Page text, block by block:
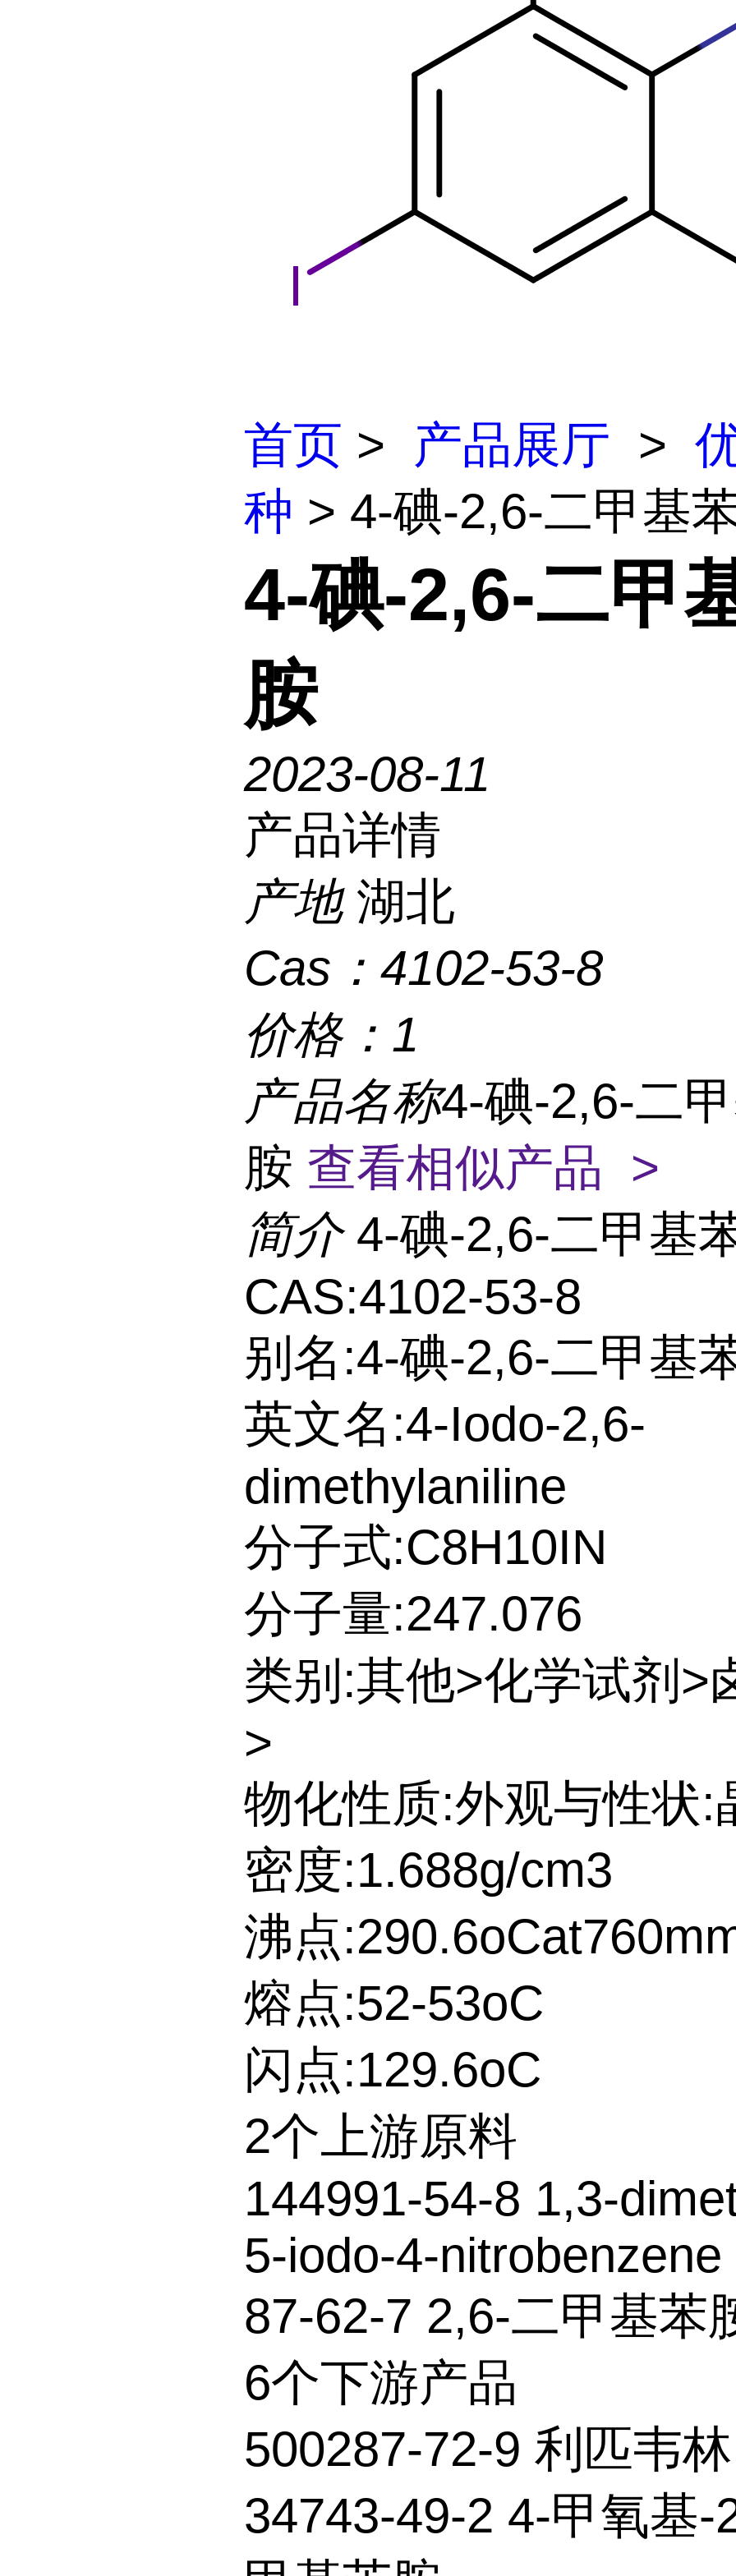
首页 > 产品展厅 >
种 > 4-碘-2,6-二甲基
4-碘-2,6-二甲
胺
2023-08-11
产品详情
产地 湖北
Cas： 4102-53-8
价格： 1
产品名称4-碘-2,6-二
胺 查看相似产品 >
简介 4-碘-2,6-二甲基
CAS:4102-53-8
别名:4-碘-2,6-二甲基
英文名:4-Iodo-2,6-
dimethylaniline
分子式:C8H10IN
分子量:247.076
类别:其他>化学试剂>
>
物化性质:外观与性状:
密度:1.688g/cm3
沸点
熔点:52-53oC
闪点:129.6oC
2个上游原料
144991-54-8 1,3-
5-iodo-4-nitrobenzene
87-62-7 2,6-二甲基苯
6个下游产品
500287-72-9 利匹韦林
34743-49-2 4-甲氧基-